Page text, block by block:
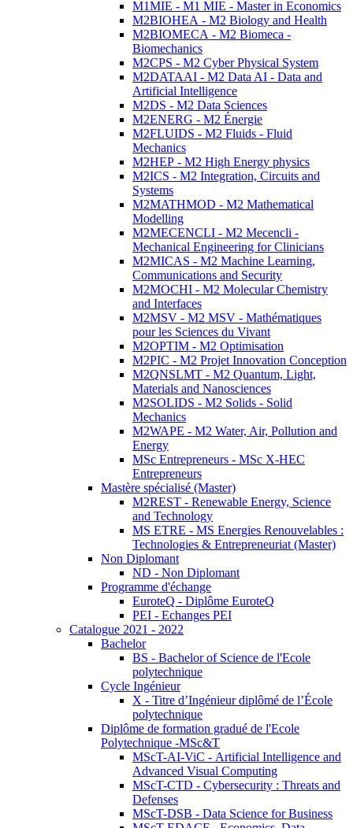
M1MIE - M1 MIE - Master in Economics
M2BIOHEA - M2 Biology and Health
M2BIOMECA - M2 Biomeca -
Biomechanics
M2CPS - M2 Cyber Physical System
M2DATAAI - M2 Data AI - Data and
Artificial Intelligence
M2DS - M2 Data Sciences
M2ENERG - M2 Énergie
M2FLUIDS - M2 Fluids - Fluid
Mechanics
M2HEP - M2 High Energy physics
M2ICS - M2 Integration, Circuits and
Systems
M2MATHMOD - M2 Mathematical
Modelling
M2MECENCLI - M2 Mecencli -
Mechanical Engineering for Clinicians
M2MICAS - M2 Machine Learning,
Communications and Security
M2MOCHI - M2 Molecular Chemistry
and Interfaces
M2MSV - M2 MSV - Mathématiques
pour les Sciences du Vivant
M2OPTIM - M2 Optimisation
M2PIC - M2 Projet Innovation Conception
M2QNSLMT - M2 Quantum, Light,
Materials and Nanosciences
M2SOLIDS - M2 Solids - Solid
Mechanics
M2WAPE - M2 Water, Air, Pollution and
Energy
MSc Entrepreneurs - MSc X-HEC
Entrepreneurs
Mastère spécialisé (Master)
M2REST - Renewable Energy, Science
and Technology
MS ETRE - MS Energies Renouvelables :
Technologies & Entrepreneuriat (Master)
Non Diplomant
ND - Non Diplomant
Programme d'échange
EuroteQ - Diplôme EuroteQ
PEI - Echanges PEI
Catalogue 2021 - 2022
Bachelor
BS - Bachelor of Science de l'Ecole
polytechnique
Cycle Ingénieur
X - Titre d’Ingénieur diplômé de l’École
polytechnique
Diplôme de formation gradué de l'Ecole
Polytechnique -MSc&T
MScT-AI-ViC - Artificial Intelligence and
Advanced Visual Computing
MScT-CTD - Cybersecurity : Threats and
Defenses
MScT-DSB - Data Science for Business